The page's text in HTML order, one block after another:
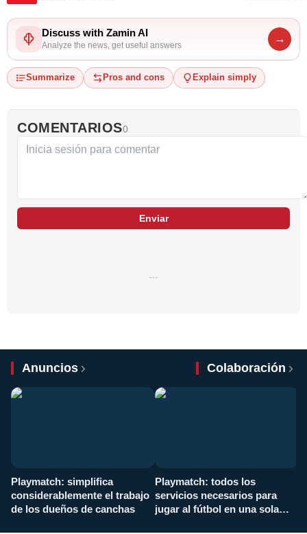
Discuss with Zamin AI
Analyze the news, get useful answers
→
Summarize Pros and cons Explain simply
COMENTARIOS0
Enviar
Anuncios Colaboración
Playmatch: simplifica
considerablemente el trabajo
de los dueños de canchas
Playmatch: todos los
servicios necesarios para
jugar al fútbol en una sola